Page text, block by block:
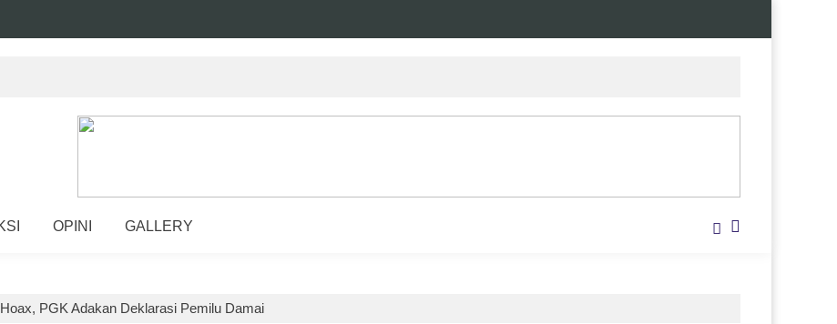
OPINI GALLERY
PGK Adakan Deklarasi Pemilu Damai